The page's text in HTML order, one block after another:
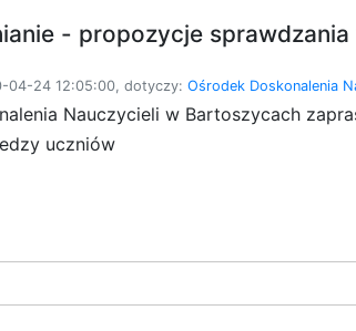
- propozycje
04-24 12:05:00, dotyczy: Ośrodek Doskonalenia
Nauczycieli w Bartoszycach
uczniów